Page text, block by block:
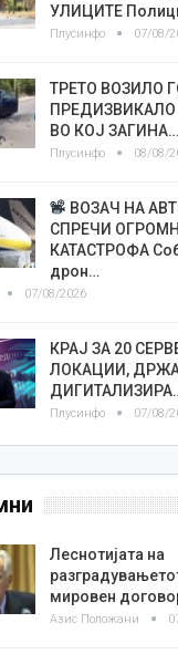
УЛИЦИТЕ
Плусинфо 07/08/
ТРЕТО ВОЗИЛО
ВО КОЈ ЗАГИНА…
Плусинфо 08/08/
ВОЗАЧ НА
СПРЕЧИ
КАТАСТРОФА
дрон…
07/08/2026
КРАЈ ЗА 20
ЛОКАЦИИ,
Плусинфо 07/08/
Леснотијата на
мировен
Азис Положани